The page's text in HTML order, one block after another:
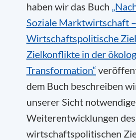
haben wir das Buch
Soziale Marktwirtschaft –
Wirtschaftspolitische
Zielkonflikte in der
Transformation“
dem Buch beschreiben
unserer Sicht
Weiterentwicklungen des
wirtschaftspolitischen